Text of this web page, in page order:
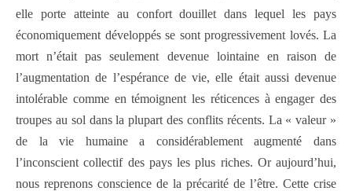
elle porte atteinte au confort douillet dans lequel les pays
économiquement développés se sont progressivement lovés. La
mort n’était pas seulement devenue lointaine en raison de
l’augmentation de l’espérance de vie, elle était aussi devenue
intolérable comme en témoignent les réticences à engager des
troupes au sol dans la plupart des conflits récents. La « valeur »
de la vie humaine a considérablement augmenté dans
l’inconscient collectif des pays les plus riches. Or aujourd’hui,
nous reprenons conscience de la précarité de l’être. Cette crise